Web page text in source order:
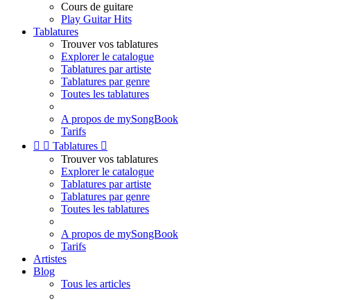
Cours de guitare
Play Guitar Hits
Tablatures
Trouver vos tablatures
Explorer le catalogue
Tablatures par artiste
Tablatures par genre
Toutes les tablatures
A propos de mySongBook
Tarifs
  Tablatures 
Trouver vos tablatures
Explorer le catalogue
Tablatures par artiste
Tablatures par genre
Toutes les tablatures
A propos de mySongBook
Tarifs
Artistes
Blog
Tous les articles